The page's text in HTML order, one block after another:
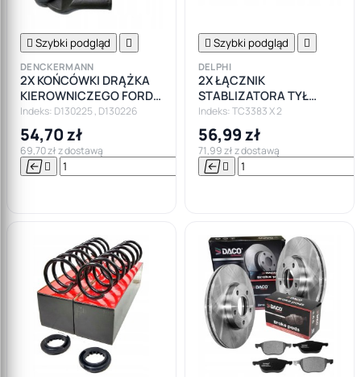
 Szybki podgląd 
DENCKERMANN
2X KOŃCÓWKI DRĄŻKA
KIEROWNICZEGO FORD
FOCUS II III C-MAX
VOLVO C30 V50
Indeks: D130225 , D130226
54,70 zł
69,70 zł z dostawą
  

 Szybki podgląd 
DELPHI
2X ŁĄCZNIK
STABLIZATORA TYŁ
FORD FOCUS II VOLVO
Indeks: TC3383 X 2
56,99 zł
71,99 zł z dostawą
 